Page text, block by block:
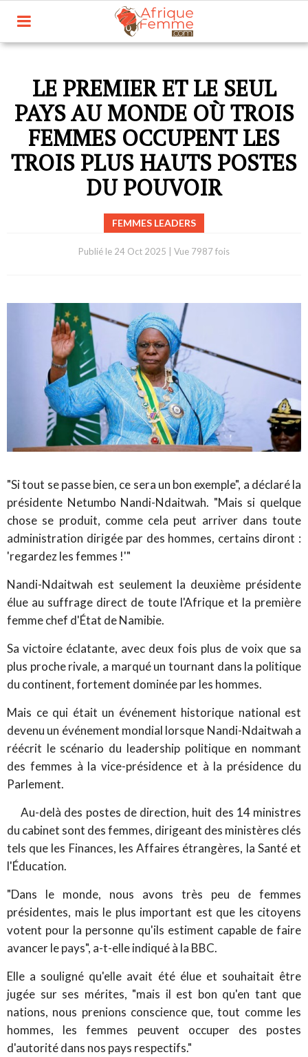
LE PREMIER ET LE SEUL
PAYS AU MONDE OÙ TROIS
FEMMES OCCUPENT LES
TROIS PLUS HAUTS POSTES
DU POUVOIR
FEMMES LEADERS
Publié le 24 Oct 2025 Vue 7987 fois
"Si tout se passe bien, ce sera un bon exemple", a déclaré la
présidente Netumbo Nandi-Ndaitwah. "Mais si quelque
chose se produit, comme cela peut arriver dans toute
administration dirigée par des hommes, certains diront :
'regardez les femmes !'"
Nandi-Ndaitwah est seulement la deuxième présidente
élue au suffrage direct de toute l'Afrique et la première
femme chef d'État de Namibie.
Sa victoire éclatante, avec deux fois plus de voix que sa
plus proche rivale, a marqué un tournant dans la politique
du continent, fortement dominée par les hommes.
Mais ce qui était un événement historique national est
devenu un événement mondial lorsque Nandi-Ndaitwah a
réécrit le scénario du leadership politique en nommant
des femmes à la vice-présidence et à la présidence du
Parlement.
Au-delà des postes de direction, huit des 14 ministres
du cabinet sont des femmes, dirigeant des ministères clés
tels que les Finances, les Affaires étrangères, la Santé et
l'Éducation.
"Dans le monde, nous avons très peu de femmes
présidentes, mais le plus important est que les citoyens
votent pour la personne qu'ils estiment capable de faire
avancer le pays", a-t-elle indiqué à la BBC.
Elle a souligné qu'elle avait été élue et souhaitait être
jugée sur ses mérites, "mais il est bon qu'en tant que
nations, nous prenions conscience que, tout comme les
hommes, les femmes peuvent occuper des postes
d'autorité dans nos pays respectifs."